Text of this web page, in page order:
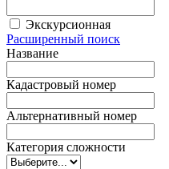
Экскурсионная
Расширенный поиск
Название
Кадастровый номер
Альтернативный номер
Категория сложности